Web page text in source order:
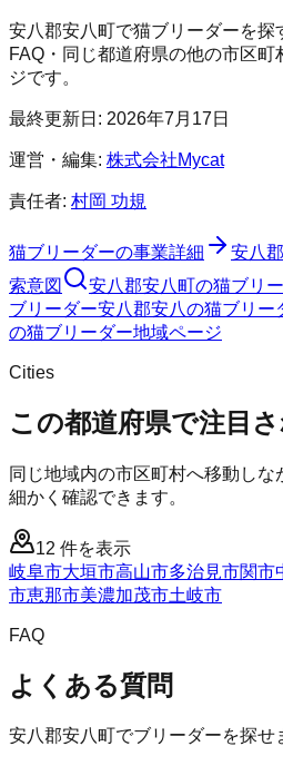
安八郡安八町で猫ブリーダーを探
FAQ・同じ都道府県の他の市区
ジです。
最終更新日: 2026年7月17日
運営・編集: 株式会社Mycat
責任者: 村岡 功規
猫ブリーダーの事業詳細 安八
索意図
安八郡安八町の猫ブリ
ブリーダー安八郡安八の猫ブリー
の猫ブリーダー地域ページ
Cities
この都道府県で注目
同じ地域内の市区町村へ移動し
細かく確認できます。
12 件を表示
岐阜市大垣市高山市多治見市関市
市恵那市美濃加茂市土岐市
FAQ
よくある質問
安八郡安八町でブリーダーを探せ